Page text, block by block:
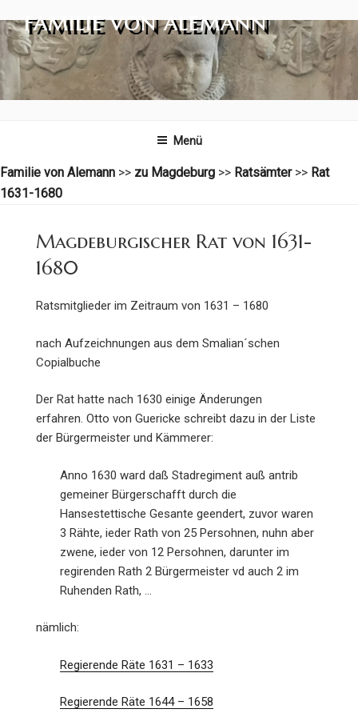
Inhalt
springen
FAMILIE VON ALEMANN
Menü
Familie von Alemann >> zu Magdeburg >> Ratsämter>> Rat
1631-1680
Magdeburgischer Rat von 1631-
1680
Ratsmitglieder im Zeitraum von 1631 – 1680
nach Aufzeichnungen aus dem Smalian´schen
Copialbuche
Der Rat hatte nach 1630 einige Änderungen
erfahren. Otto von Guericke schreibt dazu in der Liste
der Bürgermeister und Kämmerer:
Anno 1630 ward daß Stadregiment auß antrib
gemeiner Bürgerschafft durch die
Hansestettische Gesante geendert, zuvor waren
3 Rähte, ieder Rath von 25 Persohnen, nuhn aber
zwene, ieder von 12 Persohnen, darunter im
regirenden Rath 2 Bürgermeister vd auch 2 im
Ruhenden Rath, …
nämlich:
Regierende Räte 1631 – 1633
Regierende Räte 1644 – 1658